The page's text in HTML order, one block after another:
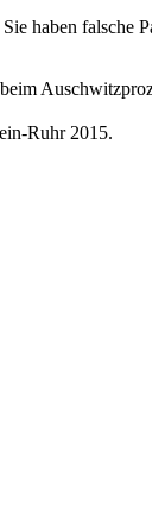
haben falsche
Ruhr 2015.